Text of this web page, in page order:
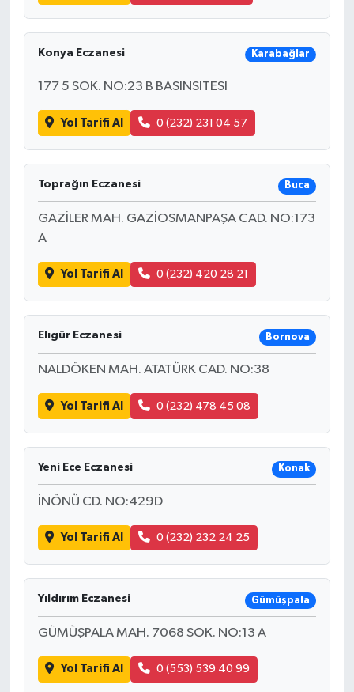
Konya Eczanesi Karabağlar
177 5 SOK. NO:23 B BASINSITESI
Yol Tarifi Al 0 (232) 231 04 57
Toprağın Eczanesi Buca
GAZİLER MAH. GAZİOSMANPAŞA CAD. NO:173
A
Yol Tarifi Al 0 (232) 420 28 21
Elıgür Eczanesi Bornova
NALDÖKEN MAH. ATATÜRK CAD. NO:38
Yol Tarifi Al 0 (232) 478 45 08
Yeni Ece Eczanesi Konak
İNÖNÜ CD. NO:429D
Yol Tarifi Al 0 (232) 232 24 25
Yıldırım Eczanesi Gümüşpala
GÜMÜŞPALA MAH. 7068 SOK. NO:13 A
Yol Tarifi Al 0 (553) 539 40 99